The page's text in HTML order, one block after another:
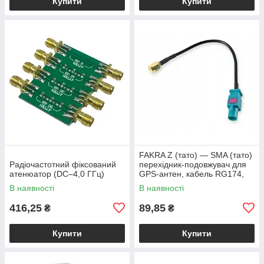
Радіочастотний фіксований
атенюатор (DC–4,0 ГГц)
В наявності
416,25 ₴
Купити
FAKRA Z (тато) — SMA (тато)
перехідник-подовжувач для
GPS-антен, кабель RG174,
15 см
В наявності
89,85 ₴
Купити